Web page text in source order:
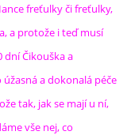
freťulky či freťulky,
a protože i teď musí
dní Čikouška a
a dokonalá péče
tak, jak se mají u ní,
vše nej, co